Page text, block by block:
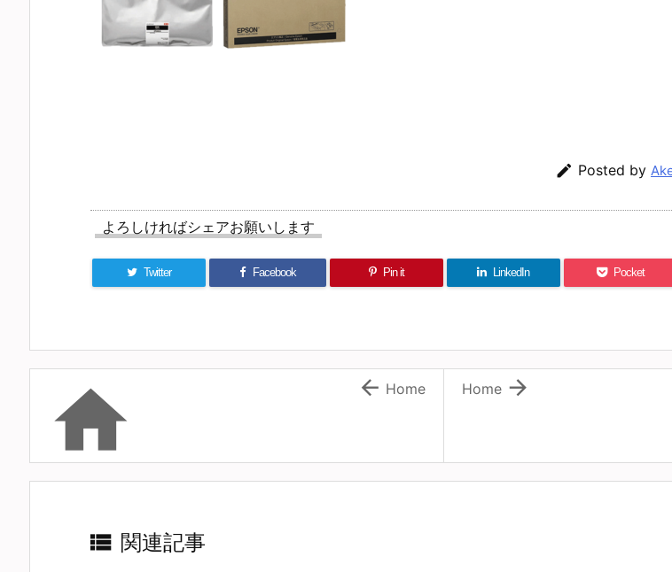
 Posted by
よろしければシェアお願いします
Twitter Facebook Pin it LinkedIn Pocket

Home
  Home
 関連記事